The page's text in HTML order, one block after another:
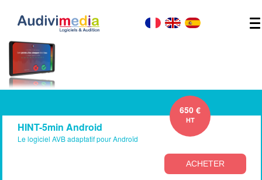
HINT-5min Android
Le logiciel AVB adaptatif pour Androïd
650 €
HT
ACHETER